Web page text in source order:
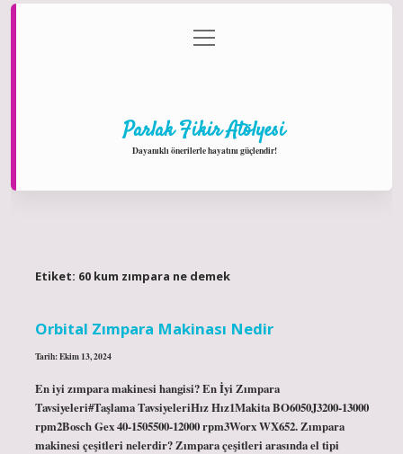
Gizlilik Politikası
menüyü
aç
Parlak Fikir Atölyesi
Dayanıklı önerilerle hayatını güçlendir!
Etiket: 60 kum zımpara ne demek
Orbital Zımpara Makinası Nedir
Tarih: Ekim 13, 2024
En iyi zımpara makinesi hangisi? En İyi Zımpara
Tavsiyeleri#Taşlama TavsiyeleriHız Hız1Makita BO6050J3200-13000
rpm2Bosch Gex 40-1505500-12000 rpm3Worx WX652. Zımpara
makinesi çeşitleri nelerdir? Zımpara çeşitleri arasında el tipi